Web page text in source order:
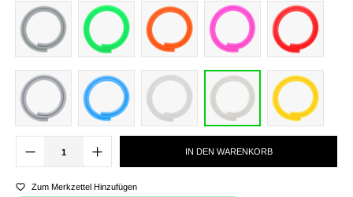
IN DEN WARENKORB
Zum Merkzettel Hinzufügen